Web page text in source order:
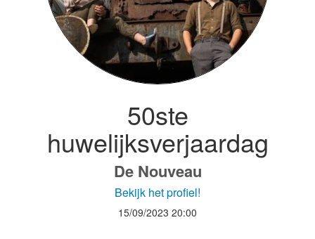
50ste
huwelijksverjaardag
De Nouveau
Bekijk het profiel!
15/09/2023 20:00